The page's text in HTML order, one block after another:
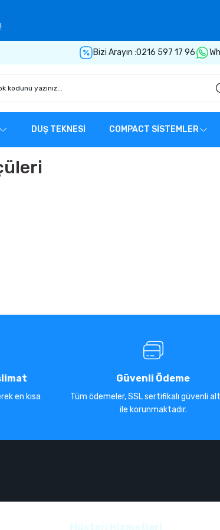
Bizi Arayın :0216 597 17 96
DUŞ TEKNESİ COMPACT SİSTEMLER
en kısa
Güvenli Ödeme
Tüm ödemeler, SSL sertifikalı güvenli
ile korunmaktadır.